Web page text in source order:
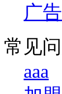
广
常见
aaa